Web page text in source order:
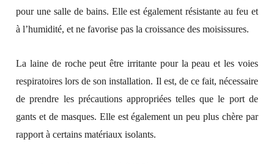
pour une salle de bains. Elle est également résistante au feu et
à l’humidité, et ne favorise pas la croissance des moisissures.
La laine de roche peut être irritante pour la peau et les voies
respiratoires lors de son installation. Il est, de ce fait, nécessaire
de prendre les précautions appropriées telles que le port de
gants et de masques. Elle est également un peu plus chère par
rapport à certains matériaux isolants.